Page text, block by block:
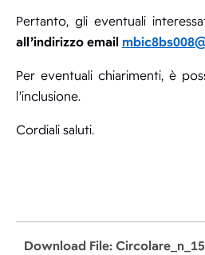
Pertanto, gli eventuali
all’indirizzo email
Per eventuali chiarimenti, è
l’inclusione.
Cordiali saluti.
Il